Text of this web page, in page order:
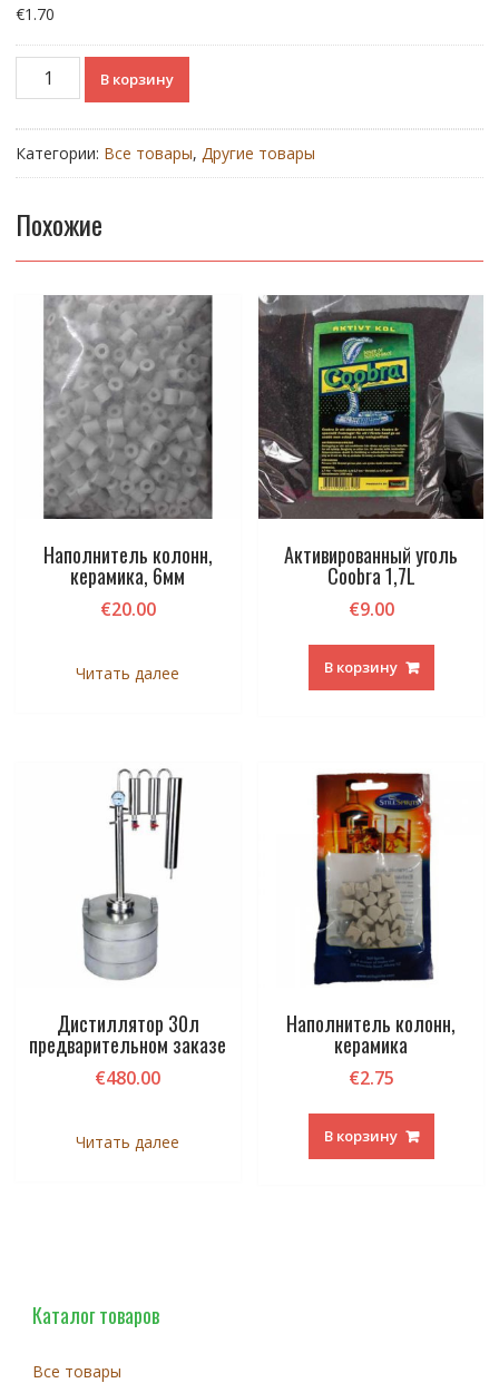
€1.70
Количество
товара
остановки
В корзину
Категории: Все товары, Другие товары
Похожие
Наполнитель колонн,
керамика, 6мм
€20.00
Читать далее
Активированный уголь
Coobra 1,7L
€9.00
В корзину
Дистиллятор 30л
предварительном заказе
€480.00
Читать далее
Наполнитель колонн,
керамика
€2.75
В корзину
Каталог товаров
Все товары